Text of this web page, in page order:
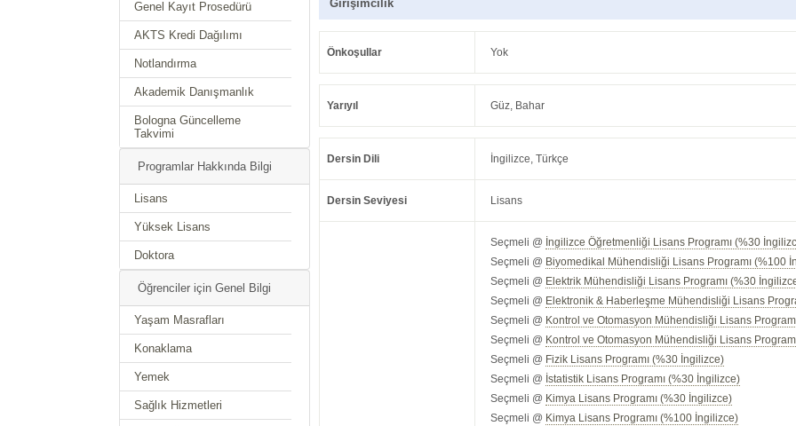
Genel Kayıt Prosedürü
AKTS Kredi Dağılımı
Notlandırma
Akademik Danışmanlık
Bologna Güncelleme
Takvimi
Programlar Hakkında Bilgi
Lisans
Yüksek Lisans
Doktora
Öğrenciler için Genel Bilgi
Yaşam Masrafları
Konaklama
Yemek
Sağlık Hizmetleri
Girişimcilik
Önkoşullar Yok
Yarıyıl Güz, Bahar
Dersin Dili İngilizce, Türkçe
Dersin Seviyesi Lisans
Seçmeli @ İngilizce Öğretmenliği Lisans Programı (%30
Seçmeli @ Biyomedikal Mühendisliği Lisans Programı (%100
Seçmeli @ Elektrik Mühendisliği Lisans Programı (%30
Seçmeli @ Elektronik & Haberleşme Mühendisliği Lisans
Seçmeli @ Kontrol ve Otomasyon Mühendisliği Lisans
Seçmeli @ Kontrol ve Otomasyon Mühendisliği Lisans
Seçmeli @ Fizik Lisans Programı (%30 İngilizce)
Seçmeli @ İstatistik Lisans Programı (%30 İngilizce)
Seçmeli @ Kimya Lisans Programı (%30 İngilizce)
Seçmeli @ Kimya Lisans Programı (%100 İngilizce)